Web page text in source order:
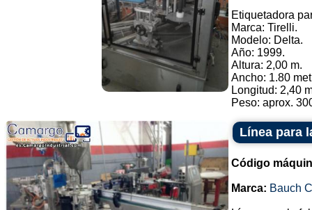
Etiquetadora
Marca: Tirelli.
Modelo: Delta.
Año: 1999.
Altura: 2,00 m.
Ancho: 1.80
Longitud: 2,40
Peso: aprox.
Línea para
Código
Marca: Bauch